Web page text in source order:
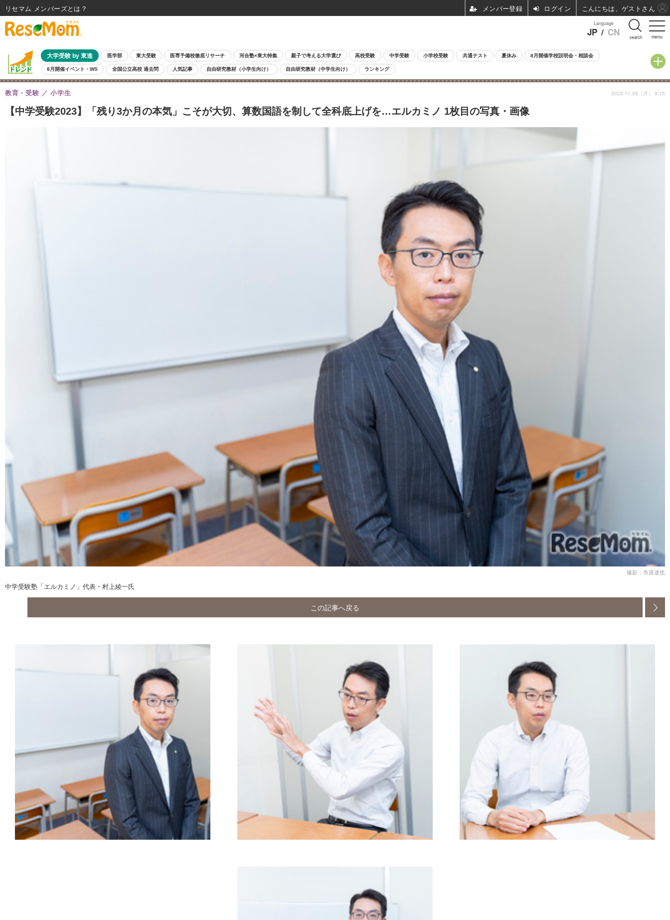
menu
Language
JP / CN search
大学受験 by 東進 医学部 東大受験 医専予備校徹底リサーチ 河合塾×東大特集 親子で考える大学選び 高校受験 中学受験 小学校受験 共通テスト 夏休み 8月開催学校説明会・相談会
8月開催イベント・WS 全国公立高校 過去問 人気記事 自由研究教材（小学生向け） 自由研究教材（中学生向け） ランキング
【中学受験2023】「残り3か月の本気」こそが大切、算数国語を制して全科底上げを…エルカミノ 1枚目の写真・画像
教育・受験 小学生 2022.11.28（月） 9:15
撮影：市原達也
中学受験塾「エルカミノ」代表・村上綾一氏
この記事へ戻る
リセマム メンバーズ ログイン こんにちは、ゲストさん